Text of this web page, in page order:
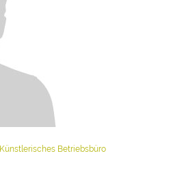
Künstlerisches Betriebsbüro